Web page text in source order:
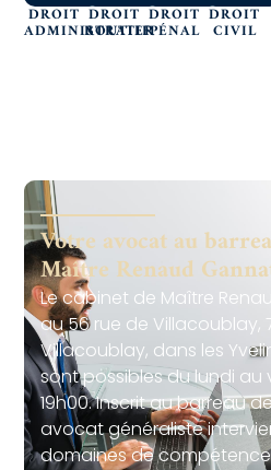
DROIT
ADMINISTRATIF
DROIT
ROUTIER
DROIT
PÉNAL
DROIT
CIVIL
Votre avocat au
Maître Renaud
Le cabinet de Maître
au 56 rue de Villacoublay,
Villacoublay, dans les
sont possibles du lundi au
19h00. Inscrit au barreau
avocat généraliste
domaines de